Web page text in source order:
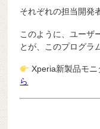
それぞれの担当開発
このように、ユーザ
とが、このプログラ
Xperia新製品モ
ら